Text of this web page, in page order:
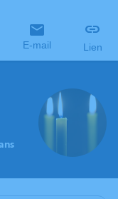
E-mail Lien